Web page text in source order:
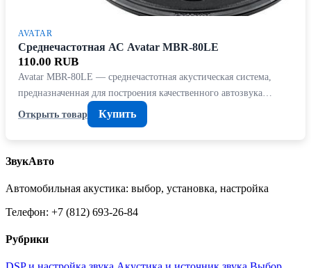
AVATAR
Среднечастотная АС Avatar MBR-80LE
110.00 RUB
Avatar MBR-80LE — среднечастотная акустическая система,
предназначенная для построения качественного автозвука…
Открыть товар
Купить
ЗвукАвто
Автомобильная акустика: выбор, установка, настройка
Телефон: +7 (812) 693-26-84
Рубрики